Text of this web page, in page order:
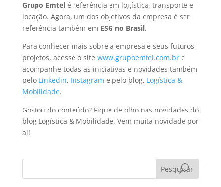
Grupo Emtelé referência em logística, transporte e
locação. Agora, um dos objetivos da empresa é ser
referência também em ESG no Brasil.
Para conhecer mais sobre a empresa e seus futuros
projetos, acesse o site www.grupoemtel.com.bre
acompanhe todas as iniciativas e novidades também
pelo Linkedin, Instagram e pelo blog, Logística &
Mobilidade.
Gostou do conteúdo? Fique de olho nas novidades do
blog Logística & Mobilidade. Vem muita novidade por
aí!
Pesquisar